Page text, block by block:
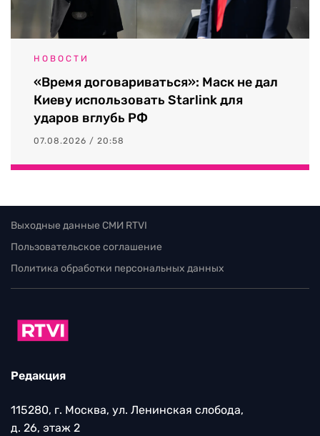
НОВОСТИ
«Время договариваться»: Маск не дал
Киеву использовать Starlink для
ударов вглубь РФ
07.08.2026 / 20:58
Выходные данные СМИ RTVI
Пользовательское соглашение
Политика обработки персональных данных
Редакция
115280, г. Москва, ул. Ленинская слобода,
д. 26, этаж 2